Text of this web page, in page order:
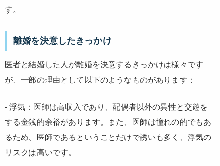
す。
離婚を決意したきっかけ
医者と結婚した人が離婚を決意するきっかけは様々です
が、一部の理由として以下のようなものがあります：
- 浮気：医師は高収入であり、配偶者以外の異性と交遊を
する金銭的余裕があります。また、医師は憧れの的でもあ
るため、医師であるということだけで誘いも多く、浮気の
リスクは高いです。